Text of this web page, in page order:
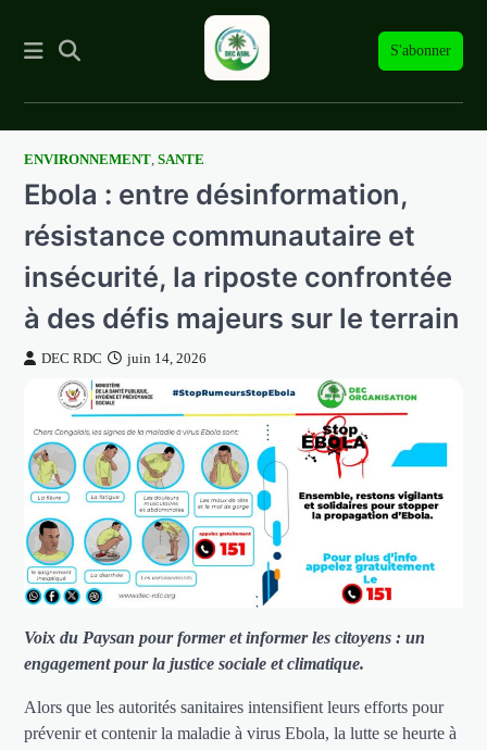
S'abonner
SkipENVIRONNEMENT,SANTE
Ebola : entre désinformation,
résistance communautaire et
insécurité, la riposte confrontée
à des défis majeurs sur le terrain
DEC RDC juin 14, 2026
Voix du Paysan pour former et informer les citoyens : un
engagement pour la justice sociale et climatique.
Alors que les autorités sanitaires intensifient leurs efforts pour
prévenir et contenir la maladie à virus Ebola, la lutte se heurte à